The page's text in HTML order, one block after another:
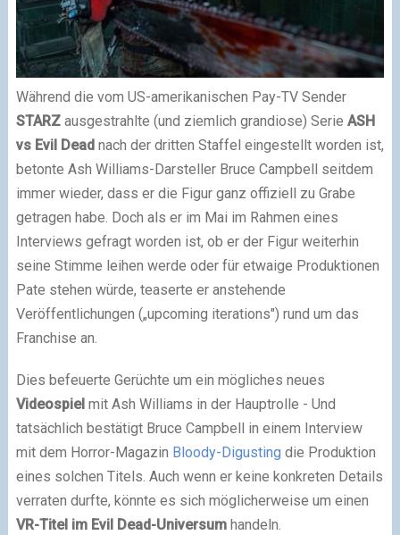
Während die vom US-amerikanischen Pay-TV Sender
STARZausgestrahlte (und ziemlich grandiose) Serie ASH
vs Evil Deadnach der dritten Staffel eingestellt worden ist,
betonte Ash Williams-Darsteller Bruce Campbell seitdem
immer wieder, dass er die Figur ganz offiziell zu Grabe
getragen habe. Doch als er im Mai im Rahmen eines
Interviews gefragt worden ist, ob er der Figur weiterhin
seine Stimme leihen werde oder für etwaige Produktionen
Pate stehen würde, teaserte er anstehende
Veröffentlichungen („upcoming iterations") rund um das
Franchise an.
Dies befeuerte Gerüchte um ein mögliches neues
Videospielmit Ash Williams in der Hauptrolle - Und
tatsächlich bestätigt Bruce Campbell in einem Interview
mit dem Horror-Magazin Bloody-Digusting die Produktion
eines solchen Titels. Auch wenn er keine konkreten Details
verraten durfte, könnte es sich möglicherweise um einen
VR-Titel im Evil Dead-Universumhandeln.